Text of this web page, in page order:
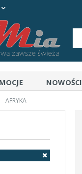
NOWOŚCI
AFRYKA